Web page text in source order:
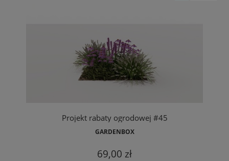
Projekt rabaty ogrodowej #45
GARDENBOX
69,00 zł